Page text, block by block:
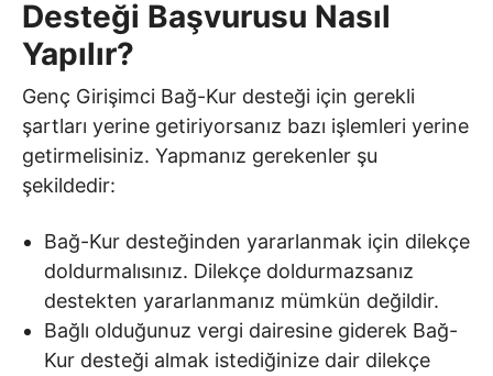
Desteği Başvurusu Nasıl
Yapılır?
Genç Girişimci Bağ-Kur desteği için gerekli
şartları yerine getiriyorsanız bazı işlemleri yerine
getirmelisiniz. Yapmanız gerekenler şu
şekildedir:
Bağ-Kur desteğinden yararlanmak için dilekçe
doldurmalısınız. Dilekçe doldurmazsanız
destekten yararlanmanız mümkün değildir.
Bağlı olduğunuz vergi dairesine giderek Bağ-
Kur desteği almak istediğinize dair dilekçe